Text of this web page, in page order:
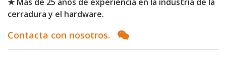
cerradura y el hardware.
Contacta con nosotros.